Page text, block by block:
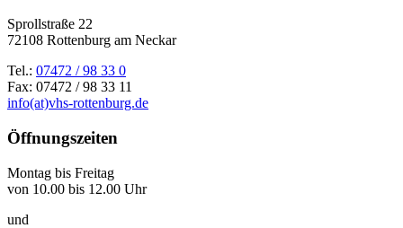
Sprollstraße 22
72108 Rottenburg am Neckar
Tel.: 07472 / 98 33 0
Fax: 07472 / 98 33 11
info(at)vhs-rottenburg.de
Öffnungszeiten
Montag bis Freitag
von 10.00 bis 12.00 Uhr
und